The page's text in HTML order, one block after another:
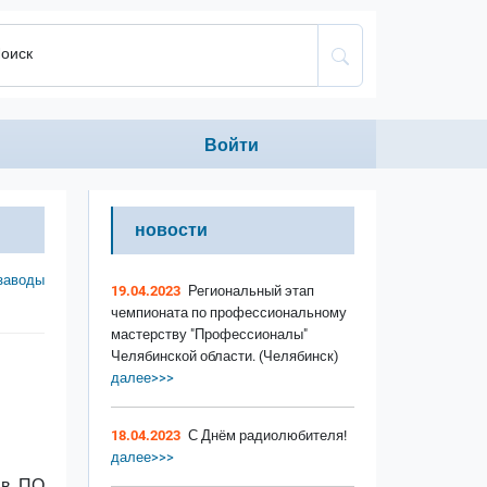
Anonumous menu
Войти
новости
19.04.2023 Региональный этап
чемпионата по профессиональному
мастерству "Профессионалы"
Челябинской области. (Челябинск)
далее>>>
18.04.2023 С Днём радиолюбителя!
далее>>>